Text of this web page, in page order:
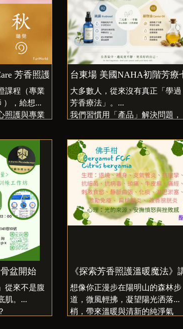
芳香照護師 × 專業照服員雙認證
課程（專業
照護與專業
這門課完成
芳香照
認證 |
用、照護
溝通、舒適照顧技巧 |
照護、機
服務|
芳香照護
習，轉向
照護型專業服務定位 |
台東場 美國NAHA初階芳療
大多數人，從來沒有真正「學過
芳香療法」。
我們習慣用「產品」解決問題，
經有這些狀況 ↓
✔ 買過精油，但不知道怎麼用才
安心
✔ 想幫家人放鬆，卻不確定方式
對不對
✔ 對植物療癒有興趣，但資訊太
混亂
✔ 想學一門專業，但不想只是興
https://docs.google.com/form
s/d/1TDkAycEge6-
VGt7UTMkKshoeSOFJ_XyZVMw
xAEY2tGs/edit ↓
盆開始
從來不是腹
。
《探索芳香照護溫暖魔法》
想像你正漫步在陽明山的森林步
道，微風輕拂，凝望陽光洒落樹
梢，帶來溫暖與清新的純淨氣